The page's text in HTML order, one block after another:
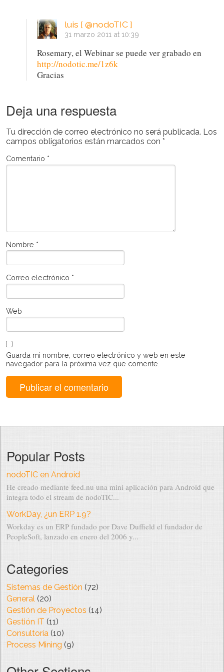
luis [ @nodoTIC ]
31 marzo 2011 at 10:39
Rosemary, el Webinar se puede ver grabado en
http://nodotic.me/1z6k
Gracias
Deja una respuesta
Tu dirección de correo electrónico no será publicada. Los
campos obligatorios están marcados con *
Comentario *
Nombre *
Correo electrónico *
Web
Guarda mi nombre, correo electrónico y web en este
navegador para la próxima vez que comente.
Popular Posts
nodoTIC en Android
He creado mediante feed.nu una mini aplicación para Android que
integra todo el stream de nodoTIC...
WorkDay, ¿un ERP 1.9?
Workday es un ERP fundado por Dave Duffield el fundador de
PeopleSoft, lanzado en enero del 2006 y...
Categories
Sistemas de Gestión (72)
General(20)
Gestión de Proyectos (14)
Gestión IT (11)
Consultoría(10)
Process Mining (9)